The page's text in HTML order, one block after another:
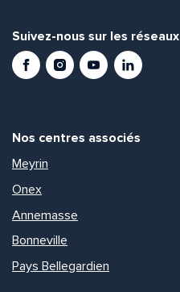
Suivez-nous sur les réseaux
FacebookInstagramYoutubeLinkedIn
Nos centres associés
Meyrin
Onex
Annemasse
Bonneville
Pays Bellegardien